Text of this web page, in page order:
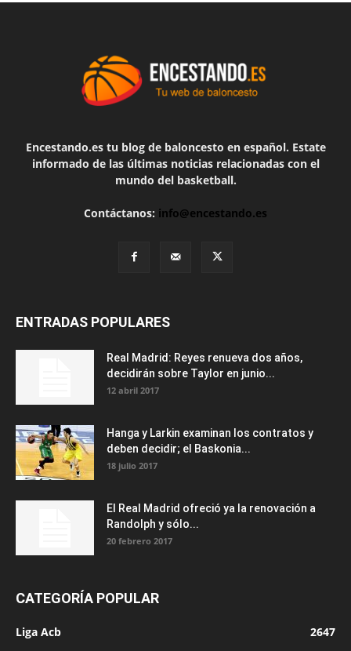
Encestando.es tu blog de baloncesto en español. Estate
informado de las últimas noticias relacionadas con el
mundo del basketball.
Contáctanos: info@encestando.es
ENTRADAS POPULARES
Real Madrid: Reyes renueva dos años,
decidirán sobre Taylor en junio...
12 abril 2017
Hanga y Larkin examinan los contratos y
deben decidir; el Baskonia...
18 julio 2017
El Real Madrid ofreció ya la renovación a
Randolph y sólo...
20 febrero 2017
CATEGORÍA POPULAR
Liga Acb
2647